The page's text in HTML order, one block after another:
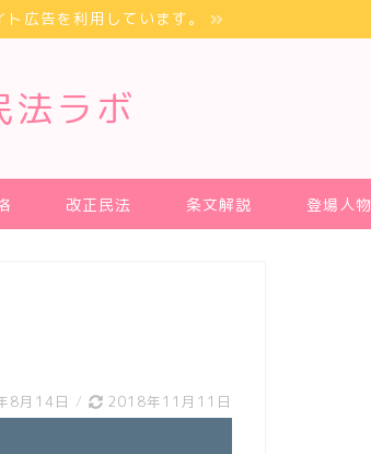
ト広告を利用しています。
法ラボ
改正民法 条文解説 登場人物
8月14日 / 2018年11月11日